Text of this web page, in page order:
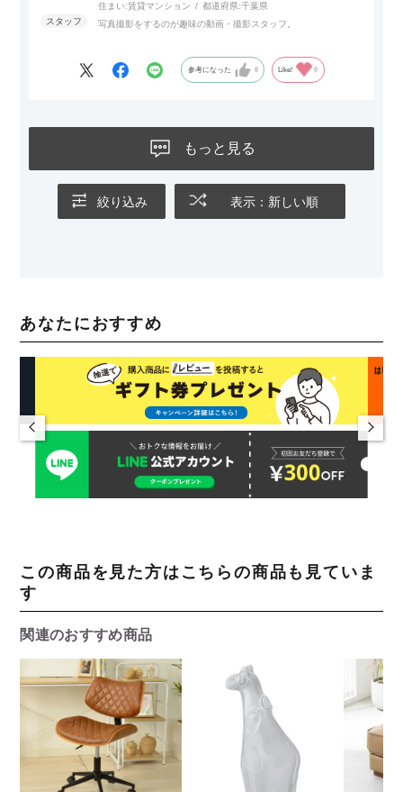
住まい:賃貸マンション 都道府県:千葉県
写真撮影をするのが趣味の動画・撮影スタッフ。
参考になった 0 Like! 0
もっと見る
絞り込み 表示：新しい順
あなたにおすすめ
この商品を見た方はこちらの商品も見ていま
す
関連のおすすめ商品